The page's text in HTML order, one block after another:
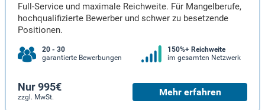
Full-Service und maximale Reichweite. Für Mangelberufe,
hochqualifizierte Bewerber und schwer zu besetzende
Positionen.
20 - 30
garantierte Bewerbungen
150%+ Reichweite
im gesamten Netzwerk
Nur 995€
zzgl. MwSt. Mehr erfahren